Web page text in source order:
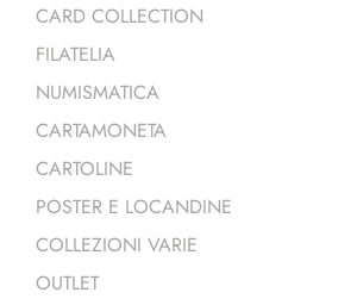
CARD COLLECTION
FILATELIA
NUMISMATICA
CARTAMONETA
CARTOLINE
POSTER E LOCANDINE
COLLEZIONI VARIE
OUTLET